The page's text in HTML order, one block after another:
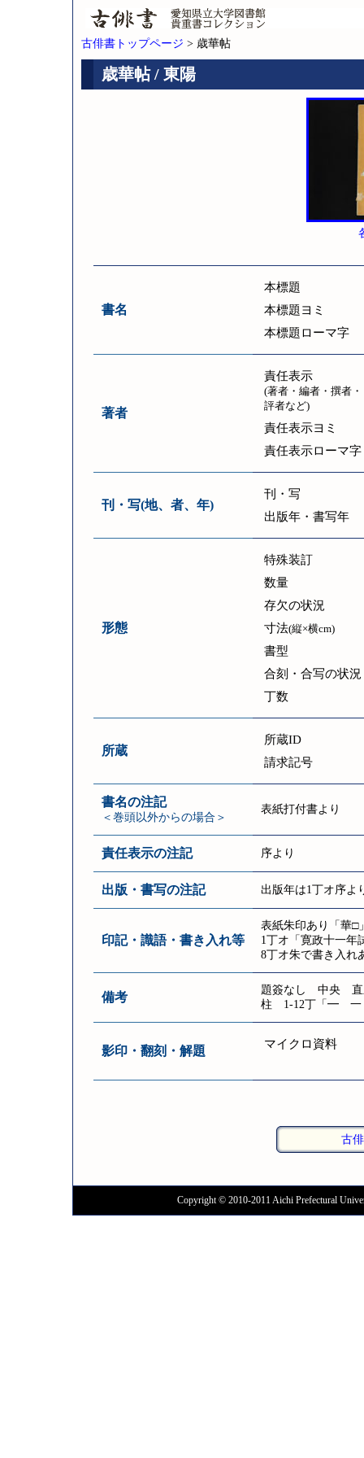
古俳書トップページ > 歳華帖
歳華帖 / 東陽
書名
本標題
本標題ヨミ
本標題ローマ字
著者
責任表示
(著者・編者・撰者・
評者など)
責任表示ヨミ
責任表示ローマ字
刊・写(地、者、年)
刊・写
出版年・書写年
形態
特殊装訂
数量
存欠の状況
寸法(縦×横cm)
書型
合刻・合写の状況
丁数
所蔵
所蔵ID
請求記号
書名の注記
＜巻頭以外からの場合＞
表紙打付書より
責任表示の注記 序より
出版・書写の注記 出版年は1丁オ序よ
印記・識語・書き入れ等
表紙朱印あり「華□
1丁オ「寛政十一年
8丁オ朱で書き入れ
備考
題簽なし 中央 直
柱 1‐12丁「━ 一
影印・翻刻・解題 マイクロ資料
古
Copyright © 2010-2011 Aichi Prefectural